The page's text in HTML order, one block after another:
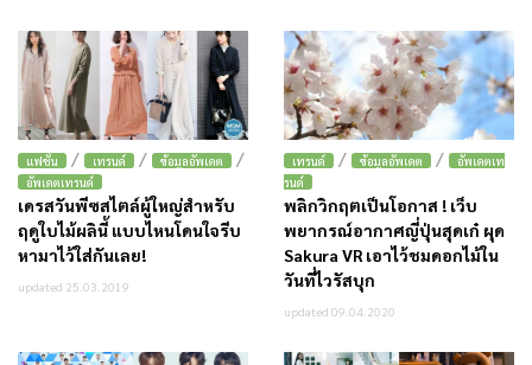
แฟชั่น / เทรนด์ / ข้อมูลอัพเดต /
อัพเดตเทรนด์
เดรสวันพีซสไตล์ผู้ใหญ่สำหรับ
ฤดูใบไม้ผลินี้ แบบไหนโดนใจรีบ
หามาไว้ใส่กันเลย!
updated 25.03.2019
เทรนด์ / ข้อมูลอัพเดต /
อัพเดตเท
รนด์
พลิกวิกฤตเป็นโอกาส ! เว็บ
พยากรณ์อากาศญี่ปุ่นสุดเก๋ ผุด
Sakura VR เอาไว้ชมดอกไม้ใน
วันที่ไวรัสบุก
updated 09.04.2020